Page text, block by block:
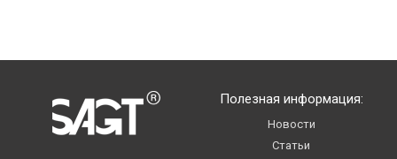
Полезная информация:
Новости
Статьи